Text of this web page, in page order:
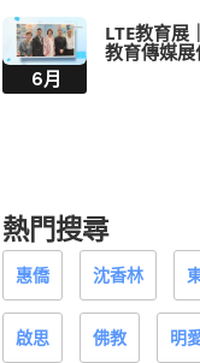
6月
LTE教育展
教育傳媒展
熱門搜尋
惠僑 沈香林
啟思 佛教 明